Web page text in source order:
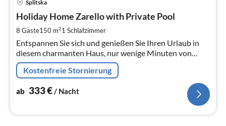
Splitska
Holiday Home Zarello with Private Pool
8 Gäste150 m21 Schlafzimmer
Entspannen Sie sich und genießen Sie Ihren Urlaub in
diesem charmanten Haus, nur wenige Minuten von
Splits Stränden entfernt!
Kostenfreie Stornierung
ab 333€/ Nacht